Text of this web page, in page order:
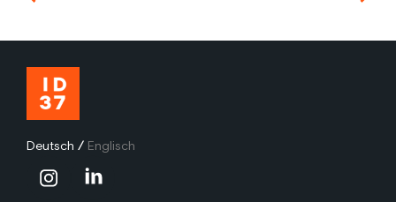
Deutsch / Englisch